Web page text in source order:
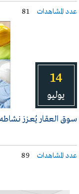
عدد المشاهدات 81
14
يوليو
سـوق العقـار يُعـزز نـشاطه
عدد المشاهدات 89